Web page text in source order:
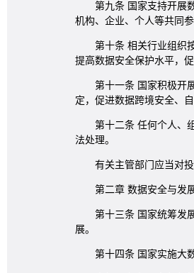
第九条 国家支持开展
机构、企业、个人等共同
第十条 相关行业组织
提高数据安全保护水平，
第十一条 国家积极开
定，促进数据跨境安全、自
第十二条 任何个人、
法处理。
有关主管部门应当对
第二章 数据安全与发
第十三条 国家统筹发
展。
第十四条 国家实施大